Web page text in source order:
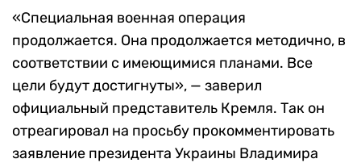
«Специальная военная операция
продолжается. Она продолжается методично, в
соответствии с имеющимися планами. Все
цели будут достигнуты», — заверил
официальный представитель Кремля. Так он
отреагировал на просьбу прокомментировать
заявление президента Украины Владимира